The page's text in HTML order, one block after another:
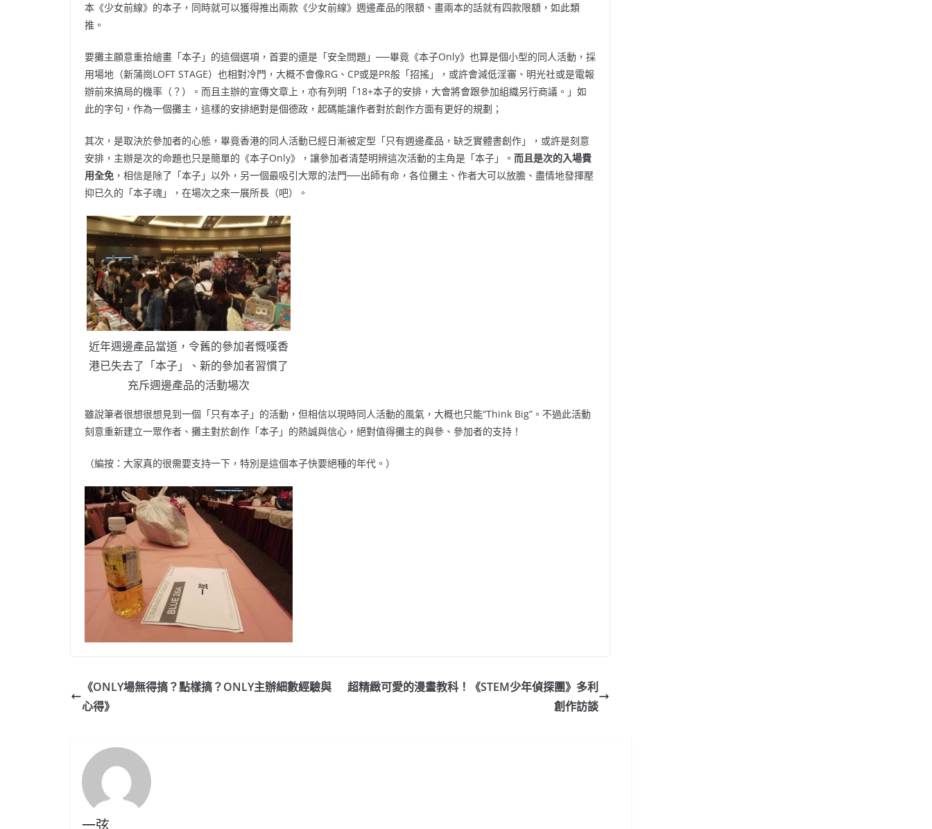
本《少女前線》的本子，同時就可以獲得推出兩款《少女前線》週邊產品的限額、畫兩本的話就有四款限額，如此類
推。
要攤主願意重拾繪畫「本子」的這個選項，首要的還是「安全問題」──畢竟《本子Only》也算是個小型的同人活動，採
用場地（新蒲崗LOFT STAGE）也相對冷門，大概不會像RG、CP或是PR般「招搖」，或許會減低淫審、明光社或是電報
辦前來搞局的機率（？）。而且主辦的宣傳文章上，亦有列明「18+本子的安排，大會將會跟參加組織另行商議。」如
此的字句，作為一個攤主，這樣的安排絕對是個德政，起碼能讓作者對於創作方面有更好的規劃；
其次，是取決於參加者的心態，畢竟香港的同人活動已經日漸被定型「只有週邊產品，缺乏實體書創作」，或許是刻意
安排，主辦是次的命題也只是簡單的《本子Only》，讓參加者清楚明辨這次活動的主角是「本子」。 而且是次的入場費
用全免 ，相信是除了「本子」以外，另一個最吸引大眾的法門──出師有命，各位攤主、作者大可以放膽、盡情地發揮壓
抑已久的「本子魂」，在場次之來一展所長（吧）。
近年週邊產品當道，令舊的參加者慨嘆香
港已失去了「本子」、新的參加者習慣了
充斥週邊產品的活動場次
雖說筆者很想很想見到一個「只有本子」的活動，但相信以現時同人活動的風氣，大概也只能“Think Big”。不過此活動
刻意重新建立一眾作者、攤主對於創作「本子」的熱誠與信心，絕對值得攤主的與參、參加者的支持！
（編按：大家真的很需要支持一下，特別是這個本子快要絕種的年代。）
《ONLY場無得搞？點樣搞？ONLY主辦細數經驗與
心得》
超精緻可愛的漫畫教科！《STEM少年偵探團》多利
創作訪談